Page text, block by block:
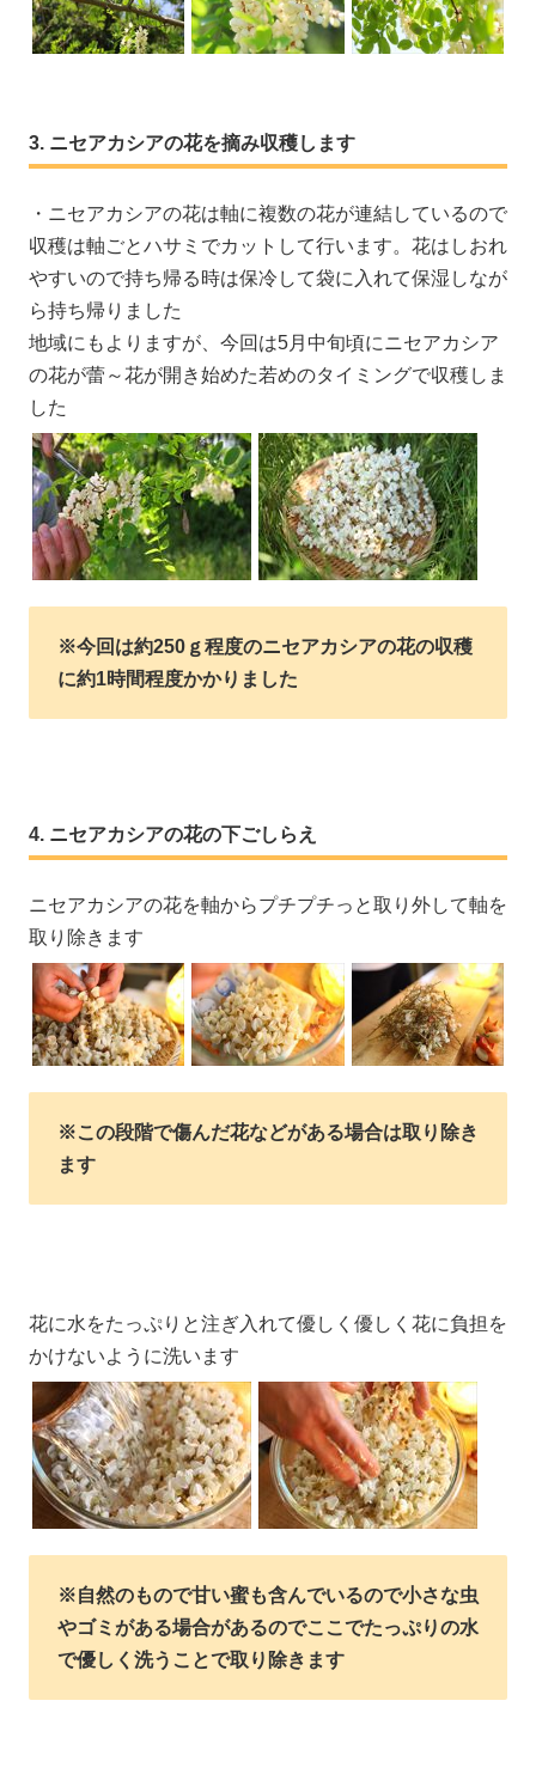
ニセアカシアの花を摘み収穫します
・ニセアカシアの花は軸に複数の花が連結しているので
収穫は軸ごとハサミでカットして行います。花はしおれ
やすいので持ち帰る時は保冷して袋に入れて保湿しなが
ら持ち帰りました
地域にもよりますが、今回は5月中旬頃にニセアカシア
の花が蕾～花が開き始めた若めのタイミングで収穫しま
した
※今回は約250ｇ程度のニセアカシアの花の収穫
に約1時間程度かかりました
ニセアカシアの花の下ごしらえ
ニセアカシアの花を軸からプチプチっと取り外して軸を
取り除きます
※この段階で傷んだ花などがある場合は取り除き
ます
花に水をたっぷりと注ぎ入れて優しく優しく花に負担を
かけないように洗います
※自然のもので甘い蜜も含んでいるので小さな虫
やゴミがある場合があるのでここでたっぷりの水
で優しく洗うことで取り除きます